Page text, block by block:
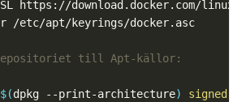
till Apt-källor:
$(dpkg --print-architecture)